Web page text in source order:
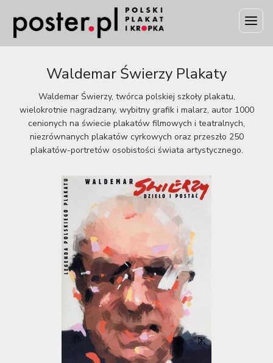
Waldemar Świerzy Plakaty
Waldemar Świerzy, twórca polskiej szkoły plakatu,
wielokrotnie nagradzany, wybitny grafik i malarz, autor 1000
cenionych na świecie plakatów filmowych i teatralnych,
niezrównanych plakatów cyrkowych oraz przeszło 250
plakatów-portretów osobistości świata artystycznego.